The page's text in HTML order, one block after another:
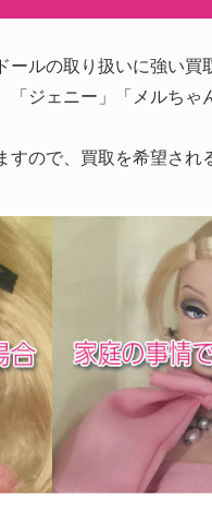
ールの取り扱いに強い
「ジェニー」「メルちゃ
ので、買取を希望され